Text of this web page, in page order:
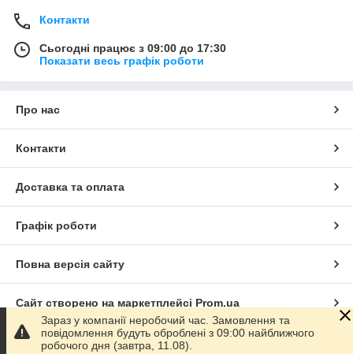
Контакти
Сьогодні працює з 09:00 до 17:30
Показати весь графік роботи
Про нас
Контакти
Доставка та оплата
Графік роботи
Повна версія сайту
Сайт створено на маркетплейсі Prom.ua
Політика конфіденційності
Зараз у компанії неробочий час. Замовлення та
повідомлення будуть оброблені з 09:00 найближчого
робочого дня (завтра, 11.08).